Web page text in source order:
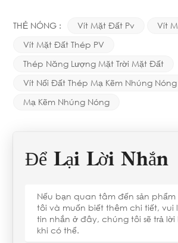
THẺ NÓNG : Vít Mặt Đất Pv
Vít
Vít Mặt Đất Thép PV
Thép Năng Lượng Mặt Trời Mặt Đất
Vít Nối Đất Thép Mạ Kẽm Nhúng Nóng
Mạ Kẽm Nhúng Nóng
Để Lại Lời Nhắn
Nếu bạn quan tâm đến sản
tôi và muốn biết thêm chi tiết, vui
tin nhắn ở đây, chúng tôi sẽ trả
khi có thể.